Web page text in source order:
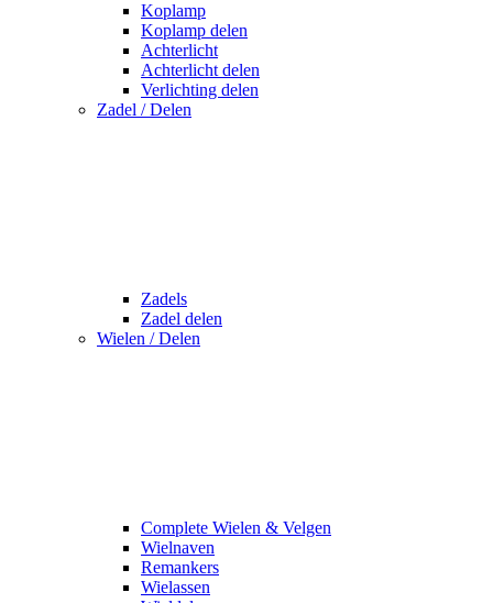
Koplamp
Koplamp delen
Achterlicht
Achterlicht delen
Verlichting delen
Zadel / Delen
Zadels
Zadel delen
Wielen / Delen
Complete Wielen & Velgen
Wielnaven
Remankers
Wielassen